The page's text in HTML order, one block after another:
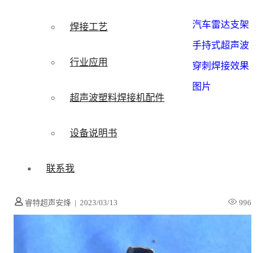
焊接工艺
行业应用
超声波塑料焊接机配件
设备说明书
联系我
睿特超声安烽 | 2023/03/13 996
汽车雷达支架
手持式超声波
穿刺焊接效果
图片